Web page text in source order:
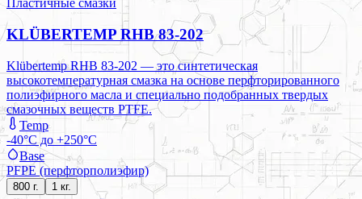
Пластичные смазки
KLÜBERTEMP RHB 83-202
Klübertemp RHB 83-202 — это синтетическая
высокотемпературная смазка на основе перфторированного
полиэфирного масла и специально подобранных твердых
смазочных веществ PTFE.
Temp
-40°C до +250°C
Base
PFPE (перфторполиэфир)
800 г. 1 кг.